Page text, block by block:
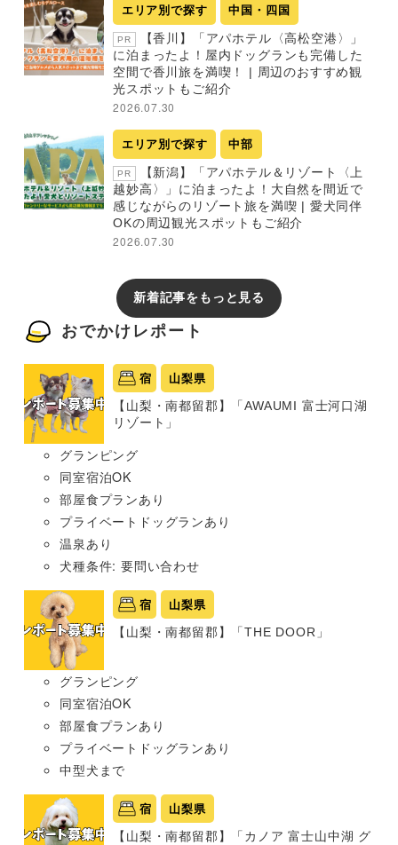
エリア別で探す 中国・四国
PR
【香川】「アパホテル〈高松空港〉」
に泊まったよ！屋内ドッグランも完備した
空間で香川旅を満喫！ | 周辺のおすすめ観
光スポットもご紹介
2026.07.30
エリア別で探す 中部
PR
【新潟】「アパホテル＆リゾート〈上
越妙高〉」に泊まったよ！大自然を間近で
感じながらのリゾート旅を満喫 | 愛犬同伴
OKの周辺観光スポットもご紹介
2026.07.30
新着記事をもっと見る
おでかけレポート
宿 山梨県
【山梨・南都留郡】「AWAUMI 富士河口湖
リゾート」
グランピング
同室宿泊OK
部屋食プランあり
プライベートドッグランあり
温泉あり
犬種条件: 要問い合わせ
宿 山梨県
【山梨・南都留郡】「THE DOOR」
グランピング
同室宿泊OK
部屋食プランあり
プライベートドッグランあり
中型犬まで
宿 山梨県
【山梨・南都留郡】「カノア 富士山中湖 グ